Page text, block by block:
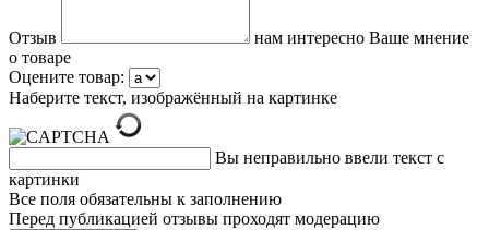
Отзыв
нам интересно Ваше мнение
о товаре
Оцените товар:
Наберите текст, изображённый на картинке
Вы неправильно ввели текст с
картинки
Все поля обязательны к заполнению
Перед публикацией отзывы проходят модерацию